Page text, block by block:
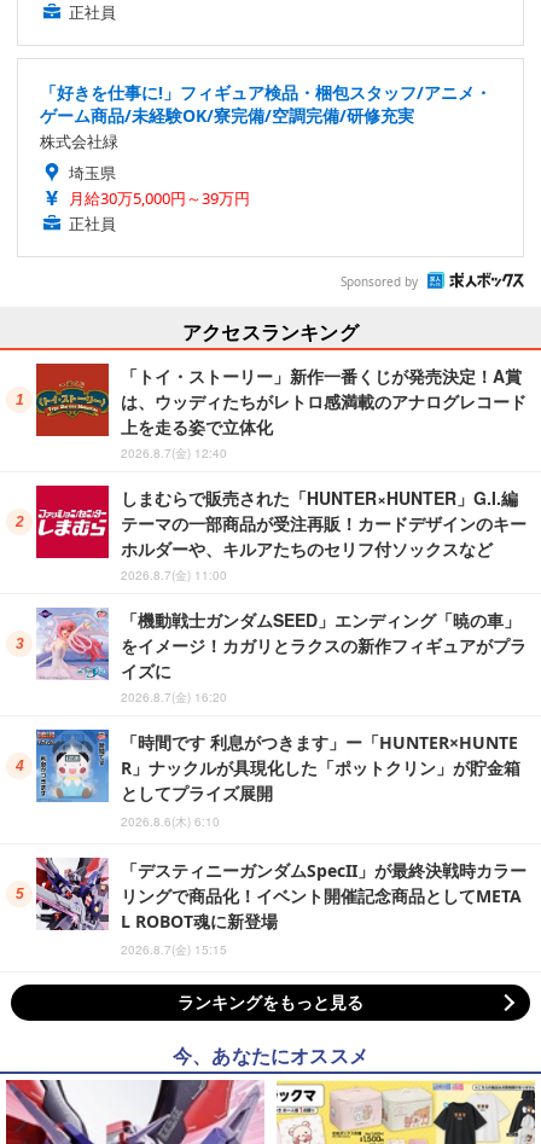
正社員
「好きを仕事に!」フィギュア検品・梱包スタッフ/アニメ・
ゲーム商品/未経験OK/寮完備/空調完備/研修充実
株式会社緑
埼玉県
月給30万5,000円～39万円
正社員
Sponsored by
アクセスランキング
「トイ・ストーリー」新作一番くじが発売決定！A賞
は、ウッディたちがレトロ感満載のアナログレコード
上を走る姿で立体化
2026.8.7(金) 12:40
しまむらで販売された「HUNTER×HUNTER」G.I.編
テーマの一部商品が受注再販！カードデザインのキー
ホルダーや、キルアたちのセリフ付ソックスなど
2026.8.7(金) 11:00
「機動戦士ガンダムSEED」エンディング「暁の車」
をイメージ！カガリとラクスの新作フィギュアがプラ
イズに
2026.8.7(金) 16:20
「時間です 利息がつきます」ー「HUNTER×HUNTE
R」ナックルが具現化した「ポットクリン」が貯金箱
としてプライズ展開
2026.8.6(木) 6:10
「デスティニーガンダムSpecII」が最終決戦時カラー
リングで商品化！イベント開催記念商品としてMETA
L ROBOT魂に新登場
2026.8.7(金) 15:15
ランキングをもっと見る
今、あなたにオススメ